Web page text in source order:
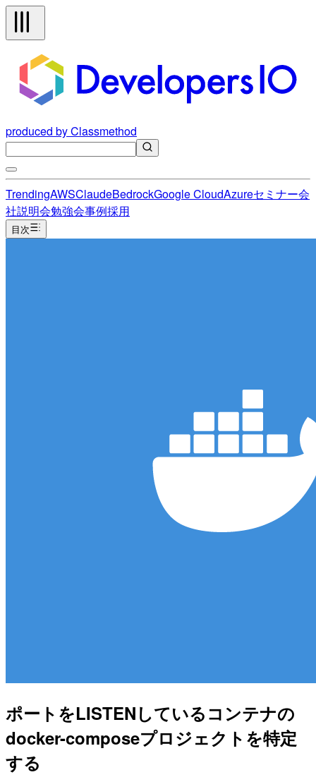
produced by Classmethod
TrendingAWSClaudeBedrockGoogle CloudAzureセミナー会
社説明会勉強会事例採用
目次
ポートをLISTENしているコンテナの
docker-composeプロジェクトを特定
する